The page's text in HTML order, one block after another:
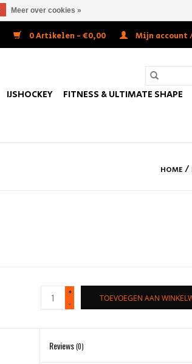
0 Artikelen - €0,00 Mijn account
IJSHOCKEY
FITNESS & ULTIMATE SHAPE
HOME /
+
-
TOEVOEGEN AAN
Reviews(0)
Meer over cookies »